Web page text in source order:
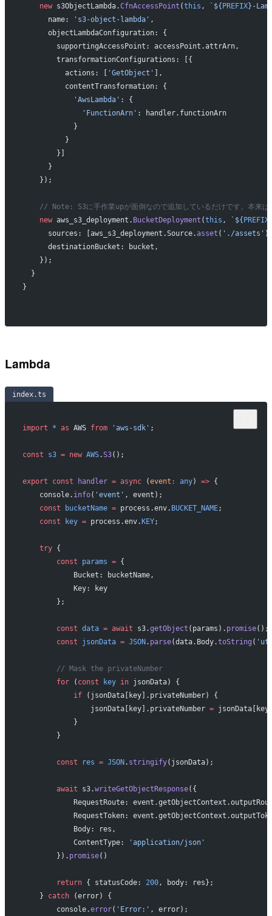
    new
s3ObjectLambda.CfnAccessPoint (this , `${PREFIX}-
      name:
's3-object-lambda' ,
      objectLambdaConfiguration: {
        supportingAccessPoint: accessPoint.attrArn,
        transformationConfigurations: [{
          actions: [
'GetObject' ],
          contentTransformation: {
            'AwsLambda'
: {
              'FunctionArn'
: handler.functionArn
            }
          }
        }]
      }
    });
// Note: S3に手作業upが面倒なので追加しているだけです。本来は
    new
aws_s3_deployment. BucketDeployment (this , `${PREFIX
      sources: [aws_s3_deployment.Source.
asset ( './assets'
      destinationBucket: bucket,
    });
  }
}
Lambda
index.ts
import * as AWS from 'aws-sdk' ;
const s3 = new AWS.S3();
export const handler = async (event : any) => {
    console.
info( 'event' , event);
    const
bucketName = process.env. BUCKET_NAME;
    const
key = process.env. KEY;
    try
{
        const
params = {
            Bucket: bucketName,
            Key: key
        };
        const
data = await s3.getObject (params). promise();
        const
jsonData = JSON . parse(data.Body.toString (
        // Mask the privateNumber
        for
( const key in jsonData) {
            if
(jsonData[key].privateNumber) {
                jsonData[key].privateNumber
=
            }
        }
        const
res = JSON . stringify(jsonData);
        await
s3.writeGetObjectResponse({
RequestRoute:
RequestToken:
            Body: res,
            ContentType:
'application/json'
        }).
promise()
        return
{ statusCode: 200, body: res};
    }
catch (error) {
        console.
error( 'Error:' , error);